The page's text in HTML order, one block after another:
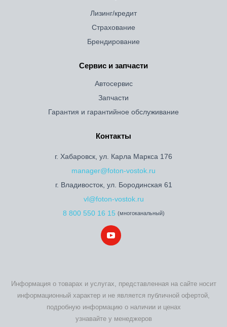
Лизинг/кредит
Страхование
Брендирование
Сервис и запчасти
Автосервис
Запчасти
Гарантия и гарантийное обслуживание
Контакты
г. Хабаровск, ул. Карла Маркса 176
manager@foton-vostok.ru
г. Владивосток, ул. Бородинская 61
vl@foton-vostok.ru
8 800 550 16 15 (многоканальный)
Информация о товарах и услугах, представленная на сайте носит
информационный характер и не является публичной офертой,
подробную информацию о наличии и ценах
узнавайте у менеджеров